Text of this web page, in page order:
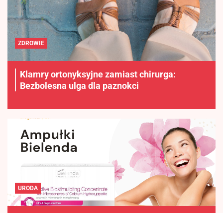
ZDROWIE
Klamry ortonyksyjne zamiast chirurga:
Bezbolesna ulga dla paznokci
URODA